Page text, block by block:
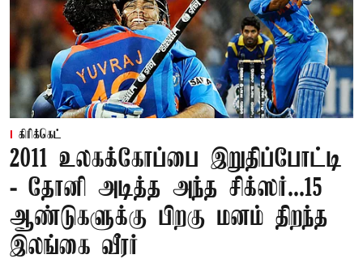
கிரிக்கெட்
2011 உலகக்கோப்பை இறுதிப்போட்டி
- தோனி அடித்த அந்த சிக்ஸர்...15
ஆண்டுகளுக்கு பிறகு மனம் திறந்த
இலங்கை வீரர்